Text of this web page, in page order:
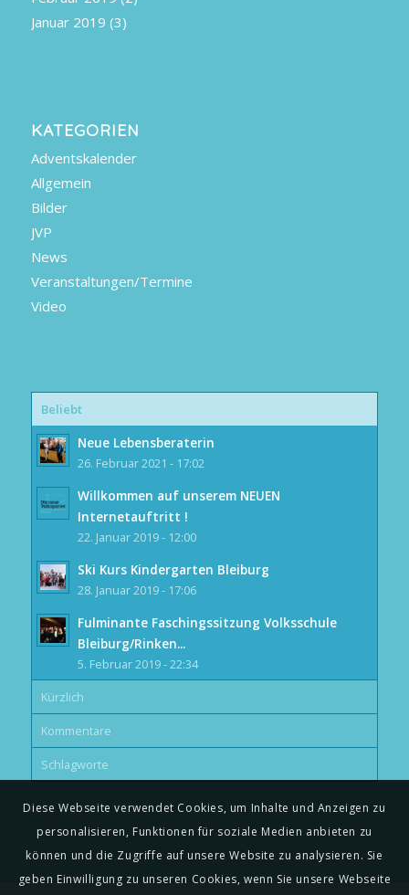
Januar 2019 (3)
KATEGORIEN
Adventskalender
Allgemein
Bilder
JVP
News
Veranstaltungen/Termine
Video
Beliebt
Neue Lebensberaterin
26. Februar 2021 - 17:02
Willkommen auf unserem NEUEN
Internetauftritt !
22. Januar 2019 - 12:00
Ski Kurs Kindergarten Bleiburg
28. Januar 2019 - 17:06
Fulminante Faschingssitzung Volksschule
Bleiburg/Rinken...
5. Februar 2019 - 22:34
Kürzlich
Kommentare
Schlagworte
Diese Webseite verwendet Cookies, um Inhalte und Anzeigen zu
personalisieren, Funktionen für soziale Medien anbieten zu
können und die Zugriffe auf unsere Website zu analysieren. Sie
geben Einwilligung zu unseren Cookies, wenn Sie unsere Webseite